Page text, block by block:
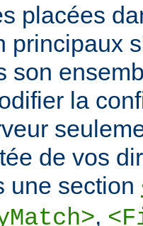
placées
principaux
son
la
de vos
une section
,